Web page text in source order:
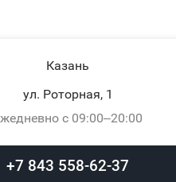
Казань
ул. Роторная, 1
с 09:00–20:00
+7 843 558-62-37